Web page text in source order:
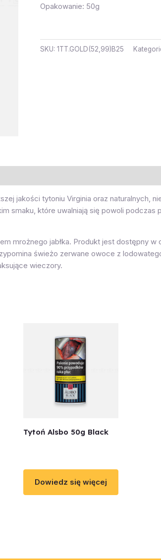
Opakowanie: 50g
SKU: 1TT.GOLD(52,99)B25
jakości tytoniu Virginia oraz naturalnych,
smaku, które uwalniają się powoli podczas
mrożnego jabłka. Produkt jest dostępny
świeżo zerwane owoce z
wieczory.
Tytoń Alsbo 50g Black
Dowiedz się więcej